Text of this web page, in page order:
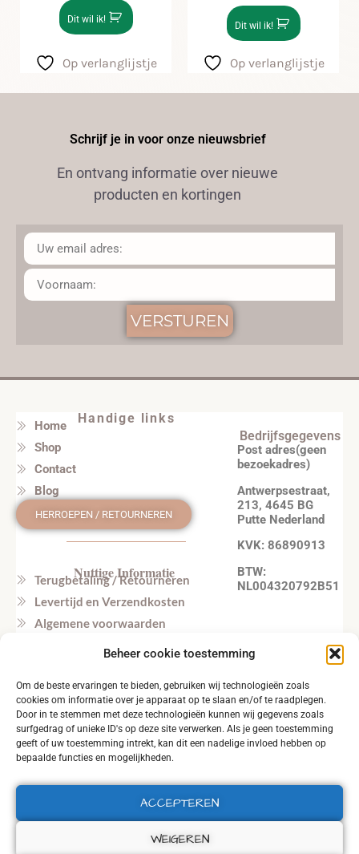
Beheer cookie toestemming
Om de beste ervaringen te bieden, gebruiken wij technologieën zoals
cookies om informatie over je apparaat op te slaan en/of te raadplegen.
Door in te stemmen met deze technologieën kunnen wij gegevens zoals
surfgedrag of unieke ID's op deze site verwerken. Als je geen toestemming
geeft of uw toestemming intrekt, kan dit een nadelige invloed hebben op
bepaalde functies en mogelijkheden.
ACCEPTEREN
WEIGEREN
Dit wil ik!
Op verlanglijstje
Dit wil ik!
Op verlanglijstje
Schrijf je in voor onze nieuwsbrief
En ontvang informatie over nieuwe
producten en kortingen
VERSTUREN
Handige links
Home
Shop
Contact
Blog
HERROEPEN / RETOURNEREN
Nuttige Informatie
Terugbetaling / Retourneren
Levertijd en Verzendkosten
Algemene voorwaarden
Tel. NL: +31164603172 (NL, EN)
Tel. BE: +32495219857 (NL, EN)
Bedrijfsgegevens
Post adres(geen
bezoekadres)
Antwerpsestraat,
213, 4645 BG
Putte Nederland
KVK: 86890913
BTW:
NL004320792B51
2026 © ALL RIGHTS RESERVED.